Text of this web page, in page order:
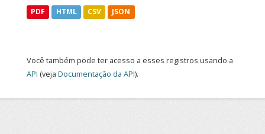
PDF HTML CSV JSON
Você também pode ter acesso a esses registros usando a
API (veja Documentação da API).